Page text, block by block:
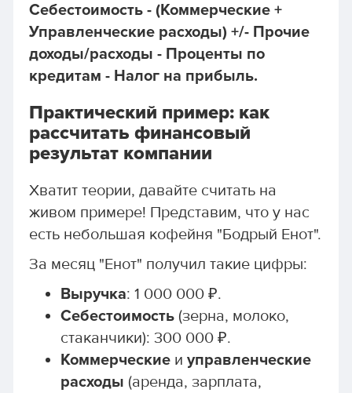
Себестоимость - (Коммерческие +
Управленческие расходы) +/- Прочие
доходы/расходы - Проценты по
кредитам - Налог на прибыль.
Практический пример: как
рассчитать финансовый
результат компании
Хватит теории, давайте считать на
живом примере! Представим, что у нас
есть небольшая кофейня "Бодрый Енот".
За месяц "Енот" получил такие цифры:
Выручка: 1 000 000 ₽.
Себестоимость(зерна, молоко,
стаканчики): 300 000 ₽.
Коммерческиеи управленческие
расходы (аренда, зарплата,